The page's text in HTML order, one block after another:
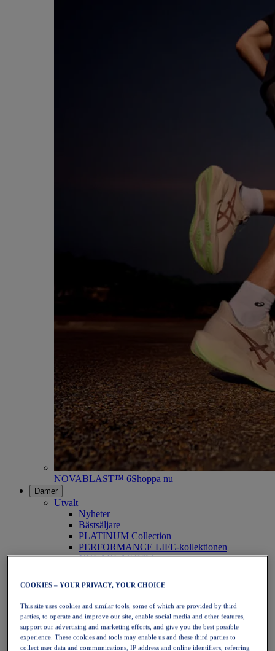
NOVABLAST™ 6Shoppa nu
Damer
Utvalt
Nyheter
Bästsäljare
PLATINUM Collection
PERFORMANCE LIFE-kollektionen
NOVABLAST™ 6
Löpning
Traillöpning
Tennis
Volleyboll
Handboll
Padel
Nätboll
COOKIES – YOUR PRIVACY, YOUR CHOICE
This site uses cookies and similar tools, some of which are provided by third
parties, to operate and improve our site, enable social media and other features,
support our advertising and marketing efforts, and give you the best possible
experience. These cookies and tools may enable us and these third parties to
collect user data and communications, IP address and online identifiers, referring